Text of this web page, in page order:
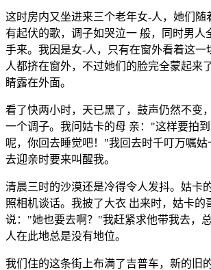
这时房内又坐进来三个老年女-人，她们随
有起伏的歌，调子如哭泣一 般，同时男人
手来。我因是女-人，只有在窗外看着这一
人都挤在窗外，不过她们的脸完全蒙起来
睛露在外面。
看了快两小时，天已黑了，鼓声仍然不变
一个调子。我问姑卡的母 亲："这样要拍
呢，你回去睡觉吧！"我回去时千叮万嘱
去迎亲时要来叫醒我。
清晨三时的沙漠还是冷得令人发抖。姑卡
照相机谈话。我披了大衣 出来时，姑卡的
说："她也要去啊？"我赶紧求他带我去，
人在此地总是没有地位。
我们住的这条街上布满了吉普车，新的旧